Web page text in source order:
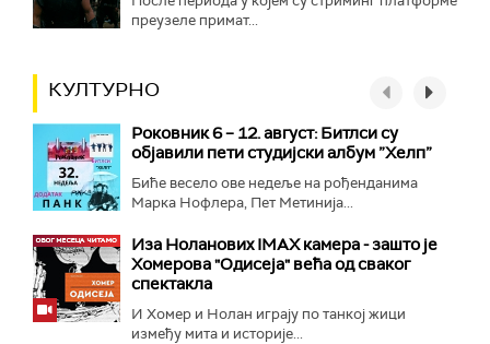
преузеле примат...
КУЛТУРНО
Роковник 6 – 12. август: Битлси су
објавили пети студијски албум ”Хелп”
Биће весело ове недеље на рођенданима
Марка Нофлера, Пет Метинија...
Иза Ноланових IMAX камера - зашто је
Хомерова "Одисеја" већа од сваког
спектакла
И Хомер и Нолан играју по танкој жици
између мита и историје...